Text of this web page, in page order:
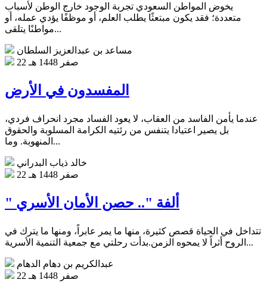
يخوض المواطن السعودي تجربة الوجود خارج الوطن لأسباب
متعددة؛ فقد يكون مبتعثًا يطلب العلم، أو موظفًا يؤدي عمله، أو
مواطنًا يتلقى...
مساعد بن عبدالعزيز السلطان
22 صفر 1448 هـ
المفسدون في الأرض
عندما يأمن الفاسد من العقاب، لا يعود الفساد مجرد انحراف فردي،
بل يصير اعتيادا يتنفس من رئتيه الكرامة المسلوبة والحقوق
المنهوبة. وما...
خالد ذياب البدراني
22 صفر 1448 هـ
" ألفة ".. حصن الأمان الأسري
تتداخل في الحياة قصص كثيرة، منها ما يمر عابراً، ومنها ما يترك في
الروح أثراً لا يمحوه الزمن.بدأت رحلتي مع جمعية التنمية الأسرية...
عبدالكريم بن دهام الدهام
22 صفر 1448 هـ